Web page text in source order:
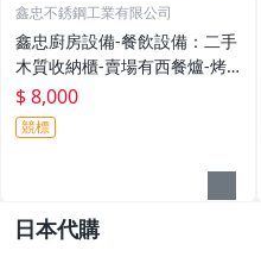
鑫忠不銹鋼工業有限公司
鑫忠廚房設備-餐飲設備：二手
木質收納櫃-賣場有西餐爐-烤
箱-發酵箱-水槽-抽油煙機-油炸
機-冰箱-工作檯-吧台-煮麵機-
電磁爐-咖啡機
$ 8,000
競標
日本代購